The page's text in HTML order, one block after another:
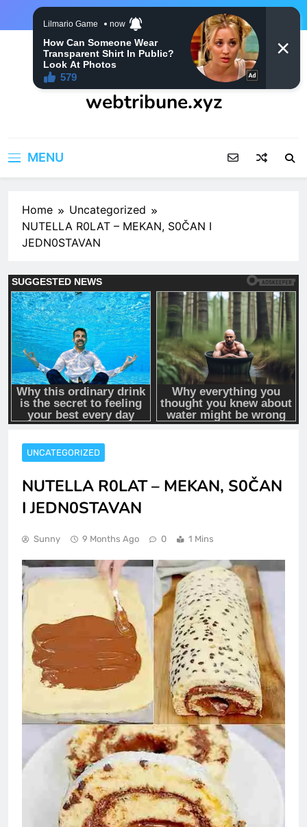
webtribune.xyz
MENU
Home
Uncategorized
NUTELLA R0LAT – MEKAN, S0ČAN I
JEDN0STAVAN
UNCATEGORIZED
NUTELLA R0LAT – MEKAN, S0ČAN
I JEDN0STAVAN
Sunny 9 Months Ago 0 1 Mins